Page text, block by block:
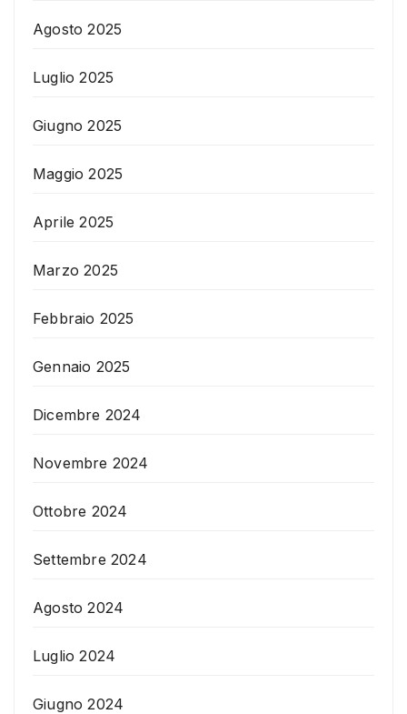
Agosto 2025
Luglio 2025
Giugno 2025
Maggio 2025
Aprile 2025
Marzo 2025
Febbraio 2025
Gennaio 2025
Dicembre 2024
Novembre 2024
Ottobre 2024
Settembre 2024
Agosto 2024
Luglio 2024
Giugno 2024